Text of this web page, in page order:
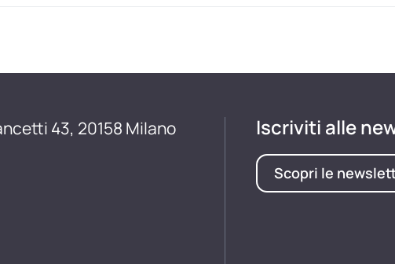
43, 20158 Milano Iscriviti alle
Scopri le